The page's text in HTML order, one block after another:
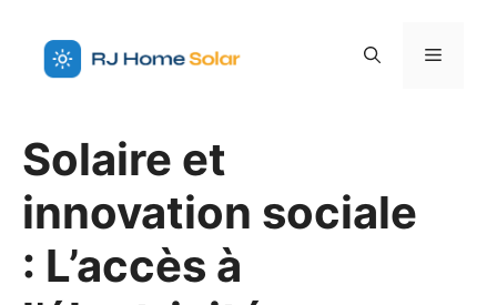
contenu
Menu
Solaire et
innovation sociale
: L’accès à